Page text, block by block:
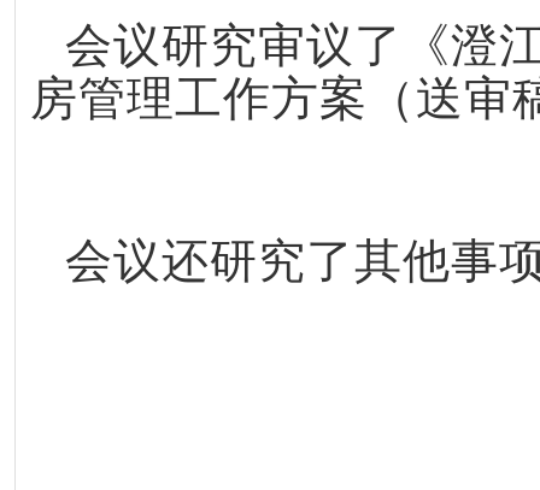
会议研究审议了《澄
房管理工作方案（送审
会议还研究了其他事